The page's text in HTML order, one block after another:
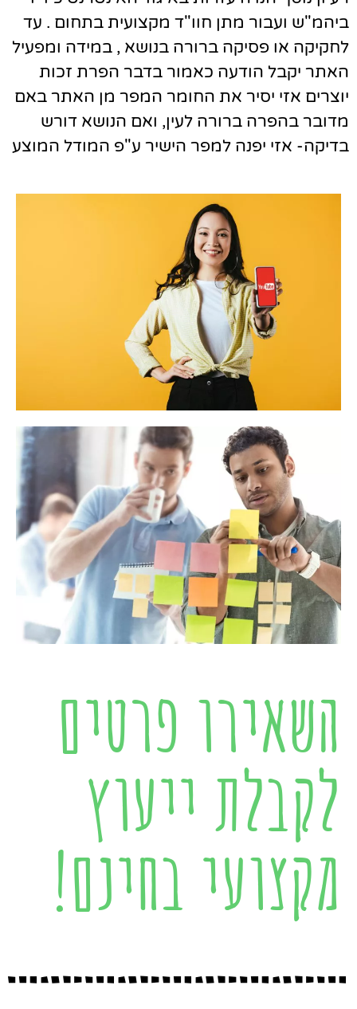
ביהמ"ש ועבור מתן חוו"ד מקצועית בתחום . עד
לחקיקה או פסיקה ברורה בנושא , במידה ומפעיל
האתר יקבל הודעה כאמור בדבר הפרת זכות
יוצרים אזי יסיר את החומר המפר מן האתר באם
מדובר בהפרה ברורה לעין, ואם הנושא דורש
בדיקה- אזי יפנה למפר הישיר ע"פ המודל המוצע
השאירו פרטים
לקבלת ייעוץ
מקצועי בחינם!